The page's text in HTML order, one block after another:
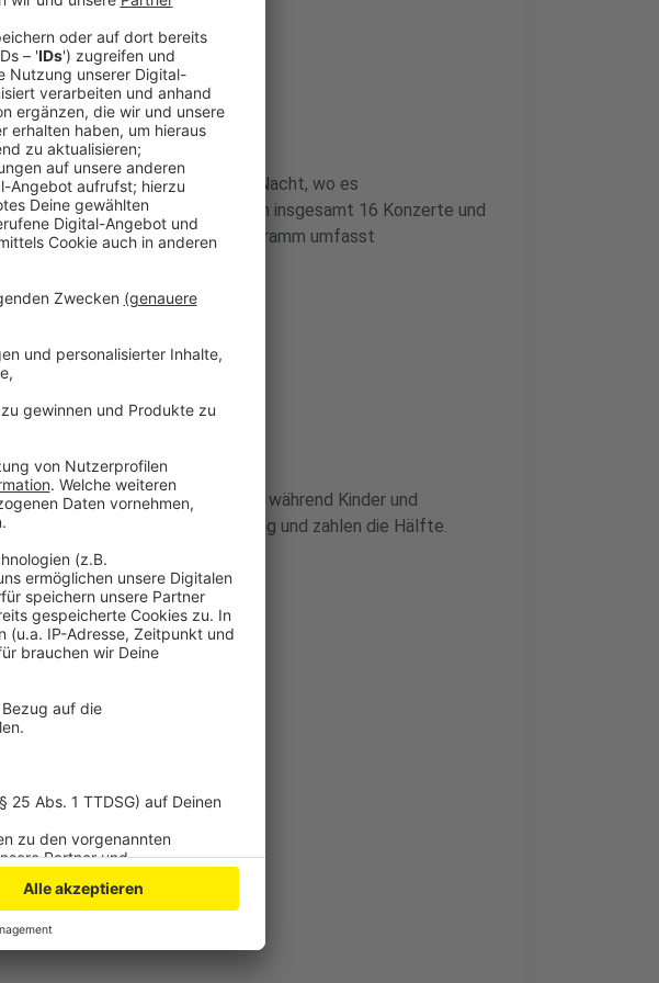
Geschmäcker
mit der karibischen Nacht, wo es
hören gibt. Bis Ende Juni werden insgesamt 16 Konzerte und
in Wiesdorf stattfinden. Das Programm umfasst
Operetten.
Erwachsene zahlen 22 Euro, während Kinder und
erhalten eine Ermäßigung und zahlen die Hälfte.
gibt es
beginnen in Leverkusen
umgeht